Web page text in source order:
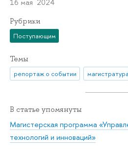
Рубрики
Поступающим
Темы
репортаж о событии магистратура
В статье упомянуты
Магистерская программа
технологий и инноваций»